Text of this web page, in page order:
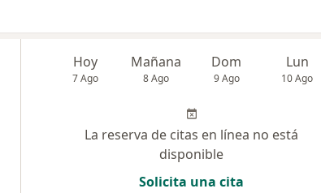
Hoy
7 Ago
Mañana
8 Ago
Dom
9 Ago
Lun
10 Ago
La reserva de citas en línea no está
disponible
Solicita una cita